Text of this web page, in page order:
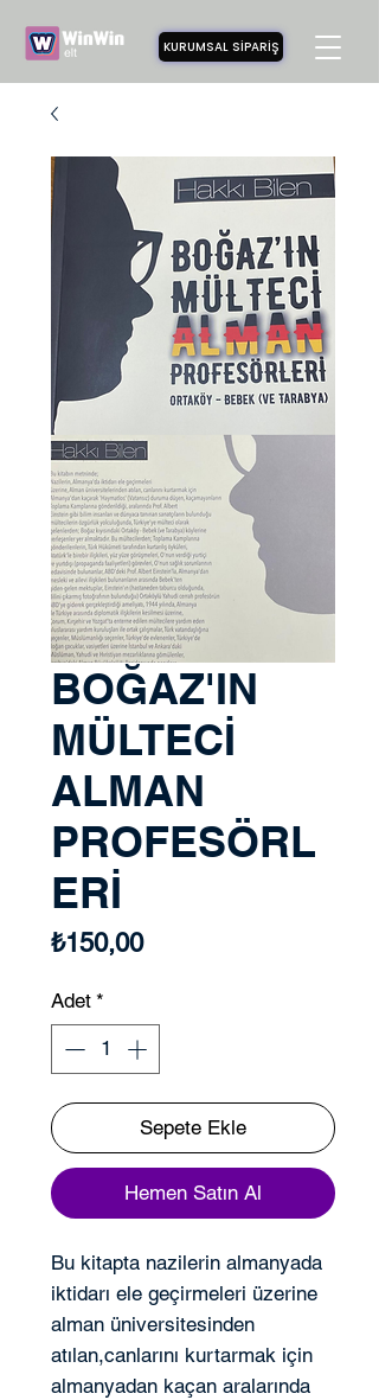
KURUMSAL SİPARİŞ
BOĞAZ'IN
MÜLTECİ
ALMAN
PROFESÖRL
ERİ
₺150,00Fiyat
Adet *
Sepete Ekle
Hemen Satın Al
Bu kitapta nazilerin almanyada
iktidarı ele geçirmeleri üzerine
alman üniversitesinden
atılan,canlarını kurtarmak için
almanyadan kaçan aralarında